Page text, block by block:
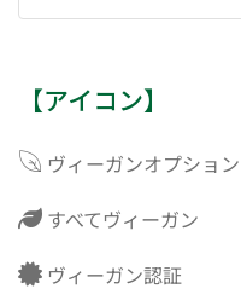
【アイコン】
ヴィーガンオプション
すべてヴィーガン
ヴィーガン認証